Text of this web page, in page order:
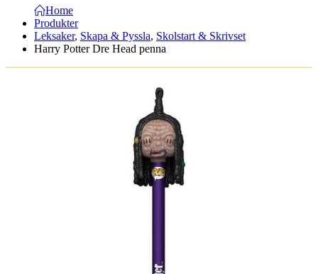
Home
Produkter
Leksaker, Skapa & Pyssla, Skolstart & Skrivset
Harry Potter Dre Head penna